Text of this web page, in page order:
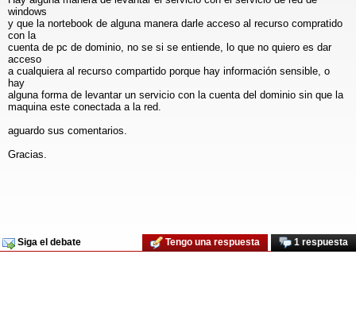
windows
y que la nortebook de alguna manera darle acceso al recurso compratido
con la
cuenta de pc de dominio, no se si se entiende, lo que no quiero es dar
acceso
a cualquiera al recurso compartido porque hay información sensible, o
hay
alguna forma de levantar un servicio con la cuenta del dominio sin que la
maquina este conectada a la red.
aguardo sus comentarios.
Gracias.
Siga el debate 1 respuesta
Tengo una respuesta